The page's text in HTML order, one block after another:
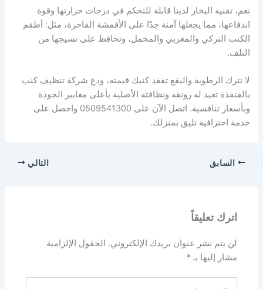
نعم، تقنية البخار لدينا قابلة للتحكم في درجات حرارتها وقوة
اندفاعها، مما يجعلها آمنة جدًا على الأقمشة الفاخرة، مثل: أطقم
الكنب التركي والمغربي والمخمل، وتحافظ على نسيجها من
التلف.
لا تترك الرطوبة والبقع تفقد كنبك قيمته، ودع شركة تنظيف كنب
بالقنفذة تعيد له رونقه ونظافته الأصلية بأعلى معايير الجودة
وبأسعار تنافسية. اتصل الآن على 0509541300 واحصل على
خدمة احترافية تليق بمنزلك.
السابق التالي
اترك تعليقاً
لن يتم نشر عنوان بريدك الإلكتروني. الحقول الإلزامية
مشار إليها بـ*